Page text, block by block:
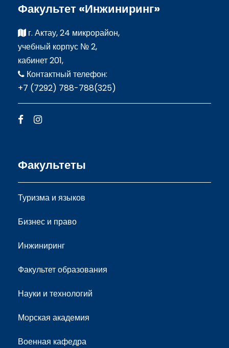
Факультет «Инжиниринг»
г. Актау, 24 микрорайон,
учебный корпус № 2,
кабинет 201,
Контактный телефон:
+7 (7292) 788-788(325)
Факультеты
Туризма и языков
Бизнес и право
Инжиниринг
Факультет образования
Науки и технологий
Морская академия
Военная кафедра